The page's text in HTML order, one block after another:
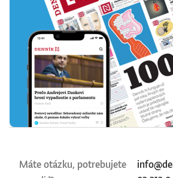
Máte otázku, potrebujete